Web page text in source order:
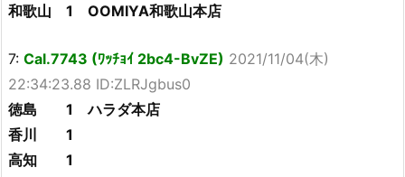
和歌山 1 OOMIYA和歌山本店
7: Cal.7743 (ﾜｯﾁｮｲ 2bc4-BvZE) 2021/11/04(木)
22:34:23.88 ID:ZLRJgbus0
徳島 1 ハラダ本店
香川 1
高知 1